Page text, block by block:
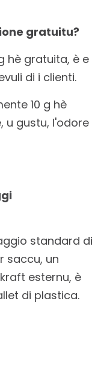
gratuitu?
hè gratuita, è e
di i clienti.
10 g hè
u gustu, l'odore
standard di
saccu, un
esternu, è
di plastica.